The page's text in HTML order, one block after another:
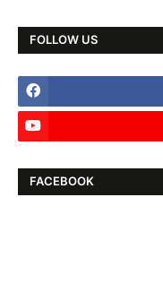
FOLLOW US
FACEBOOK